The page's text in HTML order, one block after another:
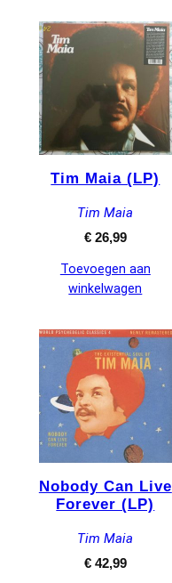
Tim Maia (LP)
Tim Maia
€26,99
Toevoegen aan
winkelwagen
Nobody Can Live
Forever (LP)
Tim Maia
€42,99